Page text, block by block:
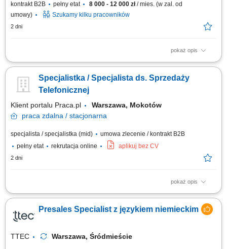
kontrakt B2B
pełny etat 8 000 - 12 000 zł/ mies. (w zal. od
umowy)
Szukamy kilku pracowników
2 dni
pokaż opis
Zadania: Pozyskiwanie nowych partnerów biznesowych w branżach
prowadzenie negocjacji i monitorowanie całego procesu sprzedaży.
Aktywne poszukiwanie nowych rynków zbytu oraz analiza ich potencjału.
Specjalistka / Specjalista ds. Sprzedaży
Telefonicznej
Klient portalu Praca.pl
Warszawa, Mokotów
praca zdalna / stacjonarna
specjalista / specjalistka (mid)
umowa zlecenie / kontrakt B2B
pełny etat
rekrutacja online aplikuj bez CV
2 dni
pokaż opis
Telefoniczny kontakt z klientami i aktywna sprzedaż biletów na
wydarzenia; Prezentowanie oferty koncertowej, informowanie o terminach
i lokalizacjach; Doradztwo w wyborze wydarzeń oraz obsługa pytań i
obiekcji klientów; Prowadzenie rozmów sprzedażowych oraz realizacja
Presales Specialist z językiem niemieckim
TTEC Warszawa, Śródmieście